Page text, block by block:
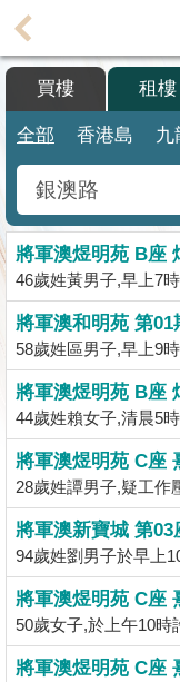
主
搵
樓/
成
交
業
主
放
盤
宅
谷
按
揭
地
產
博
客
買樓 租樓
全部 香港島 九
將軍澳煜明苑 B座
46歲姓黃男子,早上7
將軍澳和明苑 第01
58歲姓區男子,早上9
將軍澳煜明苑 B座
44歲姓賴女子,清晨5
將軍澳煜明苑 C座
28歲姓譚男子,疑工作
將軍澳新寶城 第03
94歲姓劉男子於早上
將軍澳煜明苑 C座
50歲女子,於上午10時
將軍澳煜明苑 C座